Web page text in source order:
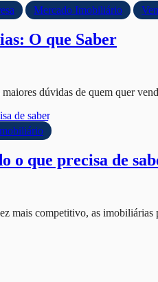
Mercado Imobiliário
O que Saber
dúvidas de quem quer
o que precisa de
mais competitivo, as